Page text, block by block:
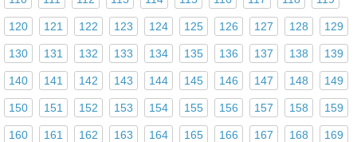
120 121 122 123 124 125 126 127 128 129
130 131 132 133 134 135 136 137 138 139
140 141 142 143 144 145 146 147 148 149
150 151 152 153 154 155 156 157 158 159
160 161 162 163 164 165 166 167 168 169